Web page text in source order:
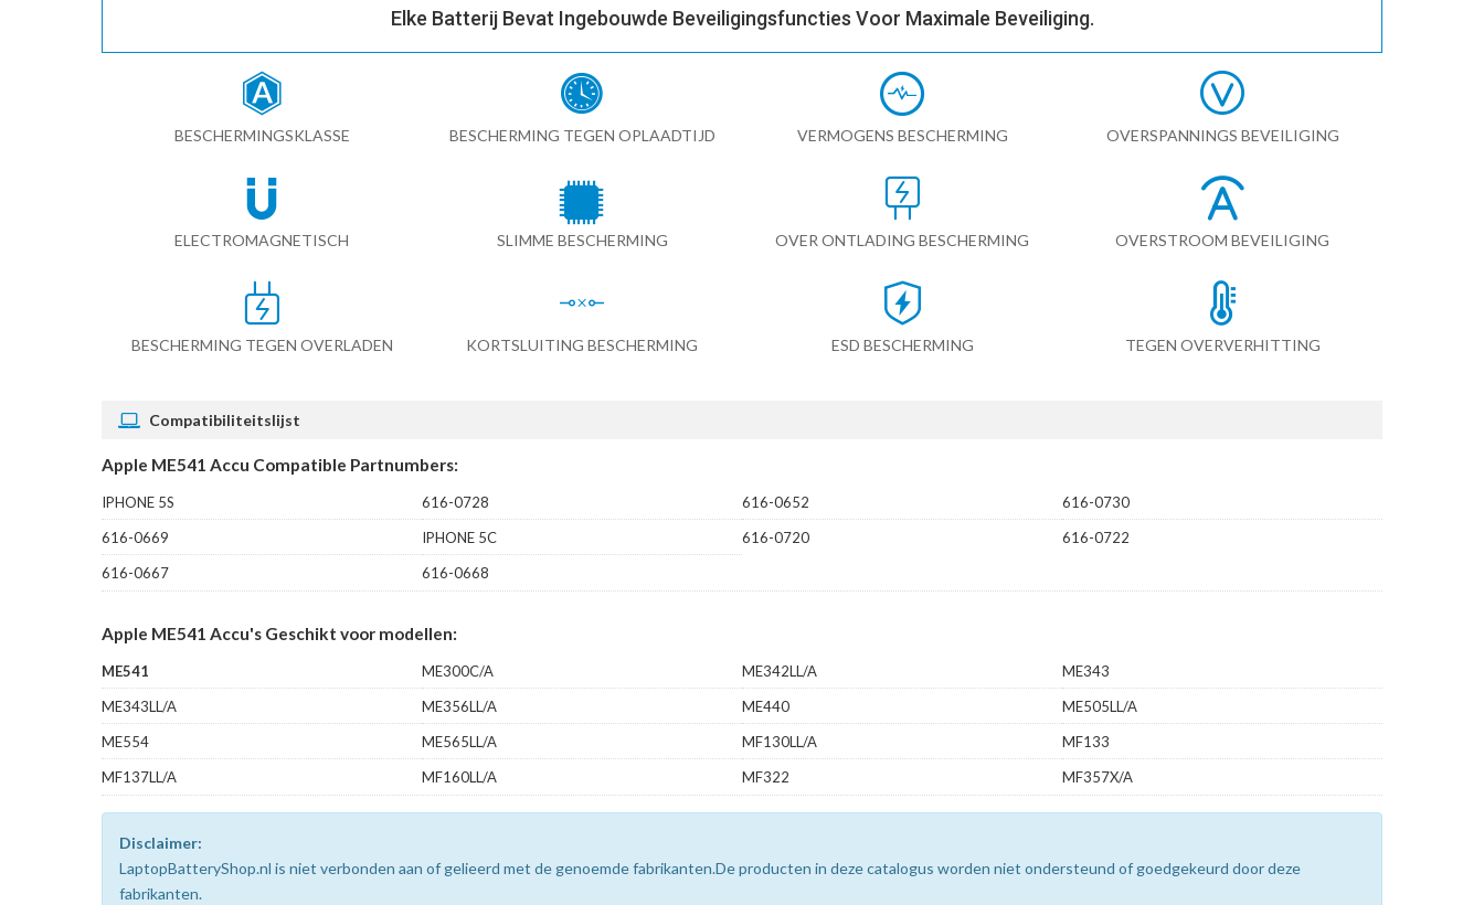
Elke Batterij Bevat Ingebouwde Beveiligingsfuncties Voor Maximale Beveiliging.
BESCHERMINGSKLASSE BESCHERMING TEGEN OPLAADTIJD VERMOGENS BESCHERMING OVERSPANNINGS BEVEILIGING
ELECTROMAGNETISCH SLIMME BESCHERMING OVER ONTLADING BESCHERMING OVERSTROOM BEVEILIGING
BESCHERMING TEGEN OVERLADEN KORTSLUITING BESCHERMING ESD BESCHERMING TEGEN OVERVERHITTING
Compatibiliteitslijst
Apple ME541 Accu Compatible Partnumbers:
IPHONE 5S 616-0728 616-0652
616-0730
616-0669
IPHONE 5C 616-0720
616-0722
616-0667
616-0668
Apple ME541 Accu's Geschikt voor modellen:
ME541 ME300C/A ME342LL/A
ME343
ME343LL/A
ME356LL/A ME440
ME505LL/A
ME554
ME565LL/A MF130LL/A
MF133
MF137LL/A
MF160LL/A MF322 MF357X/A
Disclaimer:
LaptopBatteryShop.nl is niet verbonden aan of gelieerd met de genoemde fabrikanten.De producten in deze catalogus worden niet ondersteund of goedgekeurd door deze
fabrikanten.